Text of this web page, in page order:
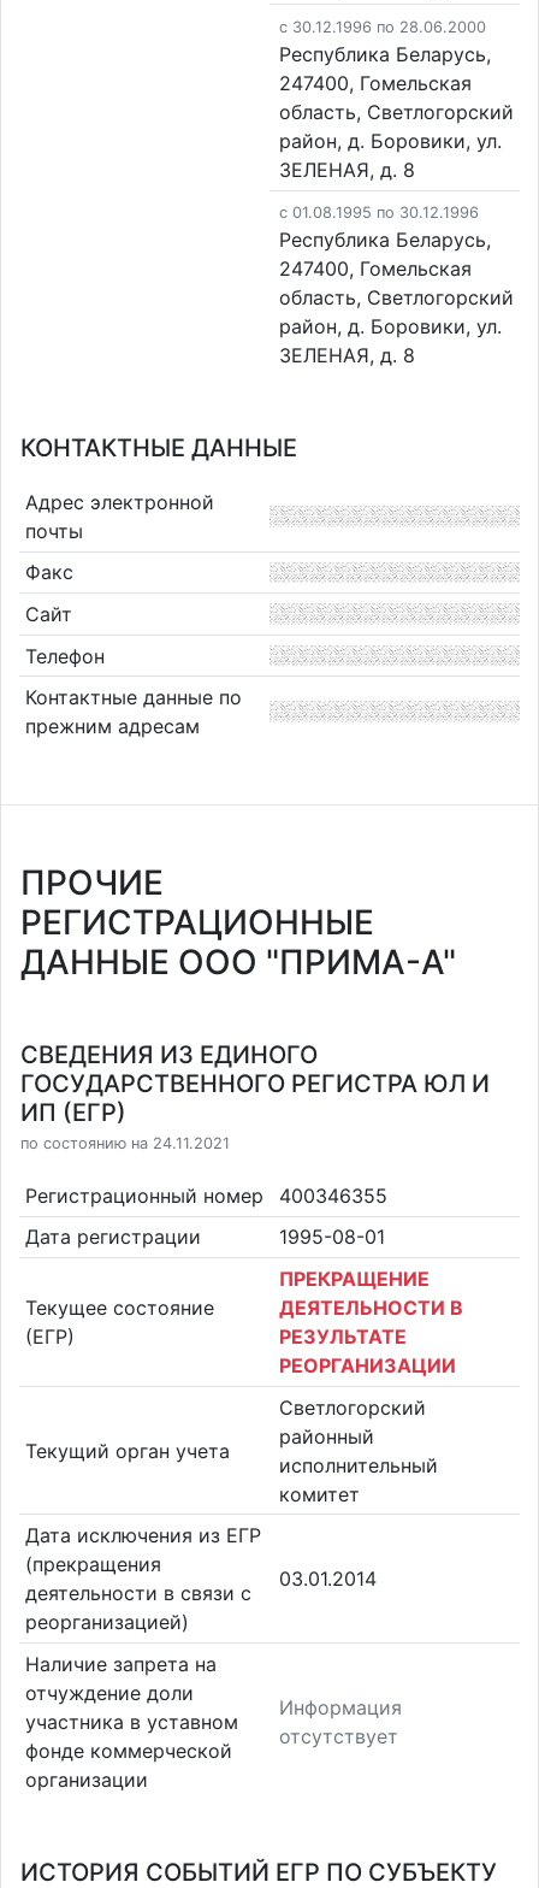
c 30.12.1996 по 28.06.2000
Республика Беларусь,
247400, Гомельская
область, Светлогорский
район, д. Боровики, ул.
ЗЕЛЕНАЯ, д. 8
c 01.08.1995 по 30.12.1996
Республика Беларусь,
247400, Гомельская
область, Светлогорский
район, д. Боровики, ул.
ЗЕЛЕНАЯ, д. 8
КОНТАКТНЫЕ ДАННЫЕ
Адрес электронной
почты
Факс
Сайт
Телефон
Контактные данные по
прежним адресам
ПРОЧИЕ
РЕГИСТРАЦИОННЫЕ
ДАННЫЕ ООО "ПРИМА-А"
СВЕДЕНИЯ ИЗ ЕДИНОГО
ГОСУДАРСТВЕННОГО РЕГИСТРА ЮЛ И
ИП (ЕГР)
по состоянию на 24.11.2021
Регистрационный номер
400346355
Дата регистрации
1995-08-01
Текущее состояние
(ЕГР)
ПРЕКРАЩЕНИЕ
ДЕЯТЕЛЬНОСТИ В
РЕЗУЛЬТАТЕ
РЕОРГАНИЗАЦИИ
Текущий орган учета
Светлогорский
районный
исполнительный
комитет
Дата исключения из ЕГР
(прекращения
деятельности в связи с
реорганизацией)
03.01.2014
Наличие запрета на
отчуждение доли
участника в уставном
фонде коммерческой
организации
Информация
отсутствует
ИСТОРИЯ СОБЫТИЙ ЕГР ПО СУБЪЕКТУ